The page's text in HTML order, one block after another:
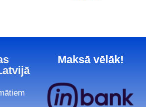
Maksā vēlāk!